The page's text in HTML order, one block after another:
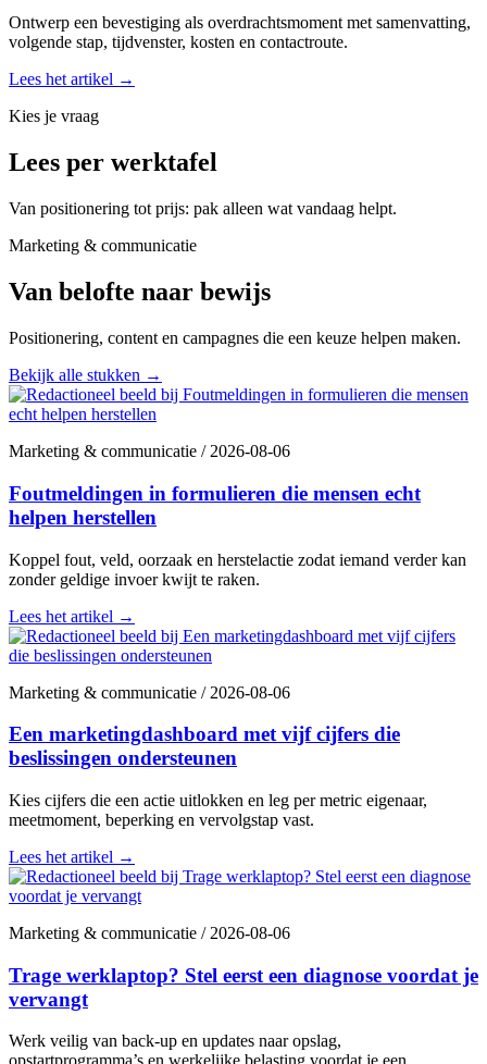
Ontwerp een bevestiging als overdrachtsmoment met samenvatting,
volgende stap, tijdvenster, kosten en contactroute.
Lees het artikel →
Kies je vraag
Lees per werktafel
Van positionering tot prijs: pak alleen wat vandaag helpt.
Marketing & communicatie
Van belofte naar bewijs
Positionering, content en campagnes die een keuze helpen maken.
Bekijk alle stukken →
Marketing & communicatie /2026-08-06
Foutmeldingen in formulieren die mensen echt
helpen herstellen
Koppel fout, veld, oorzaak en herstelactie zodat iemand verder kan
zonder geldige invoer kwijt te raken.
Lees het artikel →
Marketing & communicatie /2026-08-06
Een marketingdashboard met vijf cijfers die
beslissingen ondersteunen
Kies cijfers die een actie uitlokken en leg per metric eigenaar,
meetmoment, beperking en vervolgstap vast.
Lees het artikel →
Marketing & communicatie /2026-08-06
Trage werklaptop? Stel eerst een diagnose voordat je
vervangt
Werk veilig van back-up en updates naar opslag,